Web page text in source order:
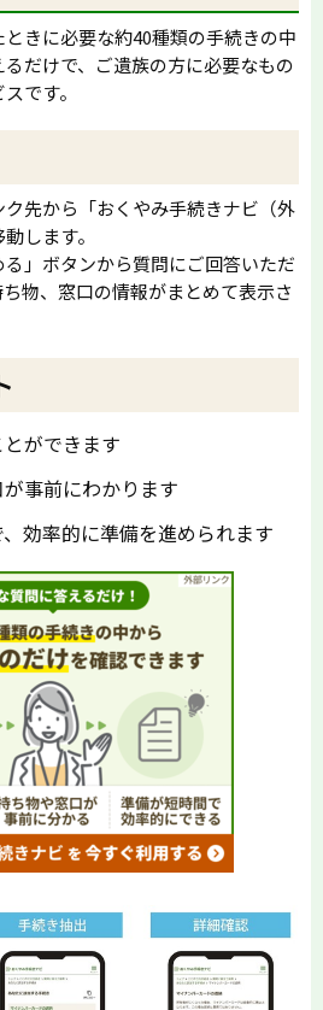
きに必要な約40種類の手続きの中
だけで、ご遺族の方に必要なもの
です。
先から「おくやみ手続きナビ（外
します。
」ボタンから質問にご回答いただ
物、窓口の情報がまとめて表示さ
ができます
事前にわかります
効率的に準備を進められます